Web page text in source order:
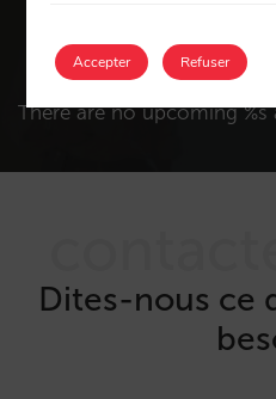
There are no upcoming
Dites-nous ce
Accepter Refuser